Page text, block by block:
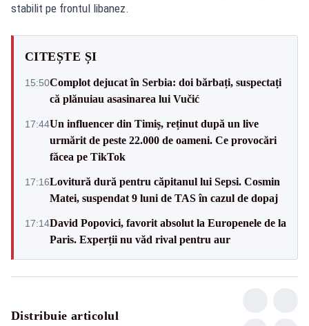
stabilit pe frontul libanez.
CITEȘTE ȘI
15:50Complot dejucat în Serbia: doi bărbați, suspectați
că plănuiau asasinarea lui Vučić
17:44Un influencer din Timiș, reținut după un live
urmărit de peste 22.000 de oameni. Ce provocări
făcea pe TikTok
17:16Lovitură dură pentru căpitanul lui Sepsi. Cosmin
Matei, suspendat 9 luni de TAS în cazul de dopaj
17:14David Popovici, favorit absolut la Europenele de la
Paris. Experții nu văd rival pentru aur
Distribuie articolul